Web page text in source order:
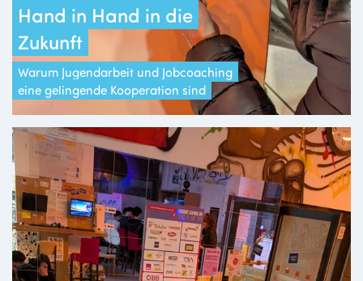
Hand in Hand in die
Zukunft
Warum Jugendarbeit und Jobcoaching
eine gelingende Kooperation sind